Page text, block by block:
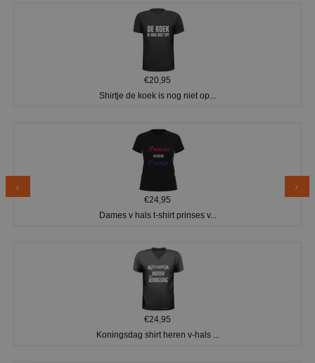
€20,95
Shirtje de koek is nog niet op...
€24,95
Dames v hals t-shirt prinses v...
€24,95
Koningsdag shirt heren v-hals ...